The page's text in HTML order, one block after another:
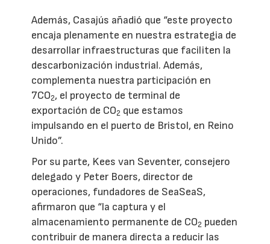
Además, Casajús añadió que “este proyecto
encaja plenamente en nuestra estrategia de
desarrollar infraestructuras que faciliten la
descarbonización industrial. Además,
complementa nuestra participación en
7CO2, el proyecto de terminal de
exportación de CO2 que estamos
impulsando en el puerto de Bristol, en Reino
Unido”.
Por su parte, Kees van Seventer, consejero
delegado y Peter Boers, director de
operaciones, fundadores de SeaSeaS,
afirmaron que “la captura y el
almacenamiento permanente de CO2 pueden
contribuir de manera directa a reducir las